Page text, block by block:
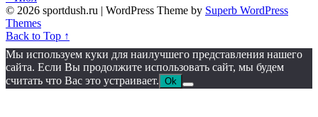
© 2026 sportdush.ru | WordPress Theme by Superb WordPress
Themes
Back to Top ↑
Мы используем куки для наилучшего представления нашего
сайта. Если Вы продолжите использовать сайт, мы будем
считать что Вас это устраивает. Ok